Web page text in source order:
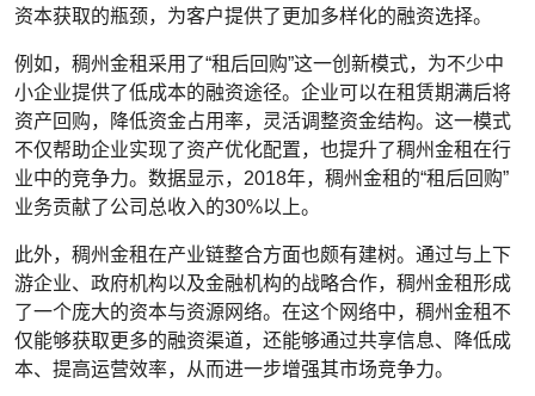
资本获取的瓶颈，为客户提供了更加多样化的融资选择。
例如，稠州金租采用了“租后回购”这一创新模式，为不少中
小企业提供了低成本的融资途径。企业可以在租赁期满后将
资产回购，降低资金占用率，灵活调整资金结构。这一模式
不仅帮助企业实现了资产优化配置，也提升了稠州金租在行
业中的竞争力。数据显示，2018年，稠州金租的“租后回购”
业务贡献了公司总收入的30%以上。
此外，稠州金租在产业链整合方面也颇有建树。通过与上下
游企业、政府机构以及金融机构的战略合作，稠州金租形成
了一个庞大的资本与资源网络。在这个网络中，稠州金租不
仅能够获取更多的融资渠道，还能够通过共享信息、降低成
本、提高运营效率，从而进一步增强其市场竞争力。